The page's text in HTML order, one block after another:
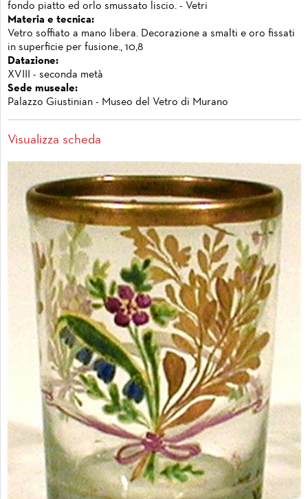
fondo piatto ed orlo smussato liscio. - Vetri
Materia e tecnica:
Vetro soffiato a mano libera. Decorazione a smalti e oro fissati
in superficie per fusione., 10,8
Datazione:
XVIII - seconda metà
Sede museale:
Palazzo Giustinian - Museo del Vetro di Murano
Visualizza scheda